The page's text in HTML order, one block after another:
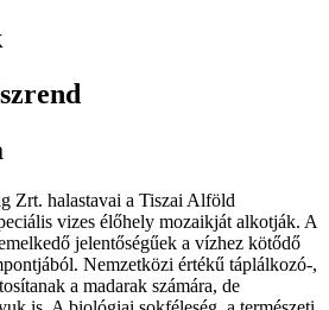
Zrt. halastavai a Tiszai Alföld
vizes élőhely mozaikját alkotják. A
jelentőségűek a vízhez kötődő
Nemzetközi értékű táplálkozó-,
a madarak számára, de